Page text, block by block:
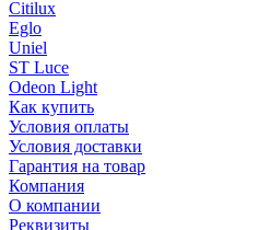
Citilux
Eglo
Uniel
ST Luce
Odeon Light
Как купить
Условия оплаты
Условия доставки
Гарантия на товар
Компания
О компании
Реквизиты